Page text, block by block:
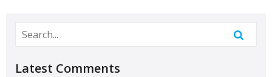
Latest Comments